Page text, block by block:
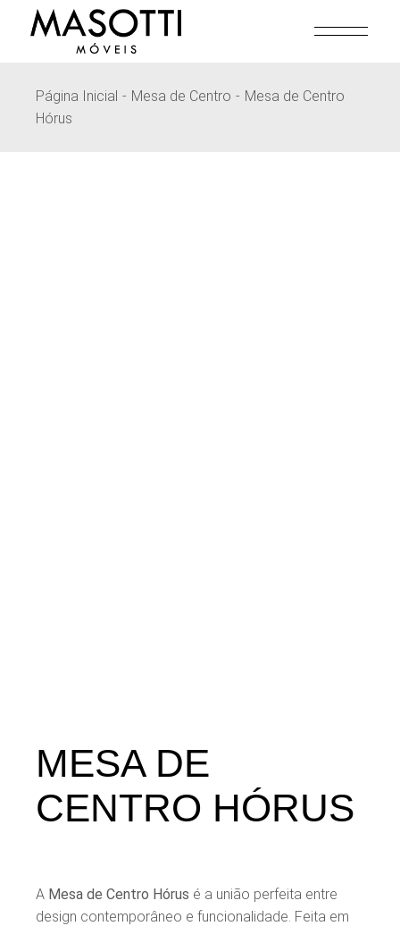
Página Inicial Mesa de Centro
Mesa de Centro
Hórus
MESA DE
CENTRO HÓRUS
A Mesa de Centro Hórus é a união perfeita entre
design contemporâneo e funcionalidade. Feita em